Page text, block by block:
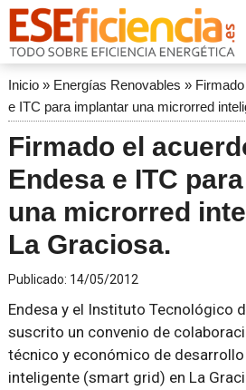
Inicio» Energías Renovables »
e ITC para implantar una microrred
Firmado el
Endesa e ITC
una microrred
La Graciosa.
Publicado: 14/05/2012
Endesa y el Instituto Tecnológico
suscrito un convenio de
técnico y económico de
inteligente (smart grid) en La